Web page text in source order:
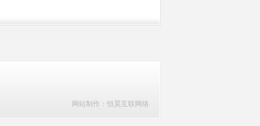
网站制作 ：恒昊互联网络